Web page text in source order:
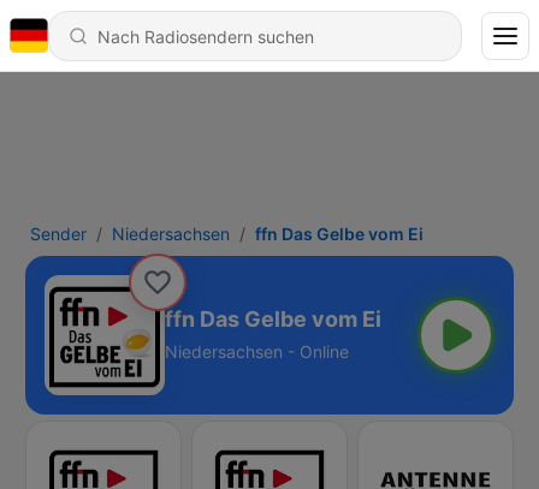
Sender Niedersachsen ffn Das Gelbe vom Ei
ffn Das Gelbe vom Ei
Niedersachsen - Online